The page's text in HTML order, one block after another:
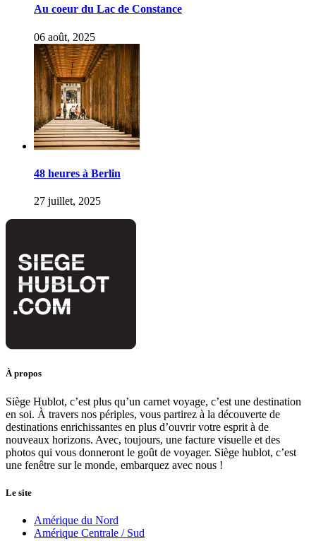
Au coeur du Lac de Constance
06 août, 2025
48 heures à Berlin
27 juillet, 2025
À propos
Siège Hublot, c’est plus qu’un carnet voyage, c’est une destination
en soi. À travers nos périples, vous partirez à la découverte de
destinations enrichissantes en plus d’ouvrir votre esprit à de
nouveaux horizons. Avec, toujours, une facture visuelle et des
photos qui vous donneront le goût de voyager. Siège hublot, c’est
une fenêtre sur le monde, embarquez avec nous !
Le site
Amérique du Nord
Amérique Centrale / Sud